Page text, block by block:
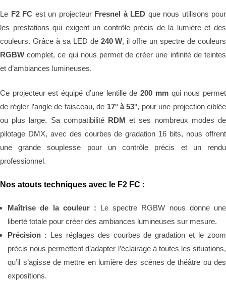
Le F2 FC est un projecteur Fresnel à LED que nous utilisons pour
les prestations qui exigent un contrôle précis de la lumière et des
couleurs. Grâce à sa LED de 240 W, il offre un spectre de couleurs
RGBW complet, ce qui nous permet de créer une infinité de teintes
et d’ambiances lumineuses.
Ce projecteur est équipé d’une lentille de200 mmqui nous permet
de régler l’angle de faisceau, de 17° à 53°, pour une projection ciblée
ou plus large. Sa compatibilité RDM et ses nombreux modes de
pilotage DMX, avec des courbes de gradation 16 bits, nous offrent
une grande souplesse pour un contrôle précis et un rendu
professionnel.
Nos atouts techniques avec le F2 FC :
Maîtrise de la couleur : Le spectre RGBW nous donne une
liberté totale pour créer des ambiances lumineuses sur mesure.
Précision : Les réglages des courbes de gradation et le zoom
précis nous permettent d’adapter l’éclairage à toutes les situations,
qu’il s’agisse de mettre en lumière des scènes de théâtre ou des
expositions.